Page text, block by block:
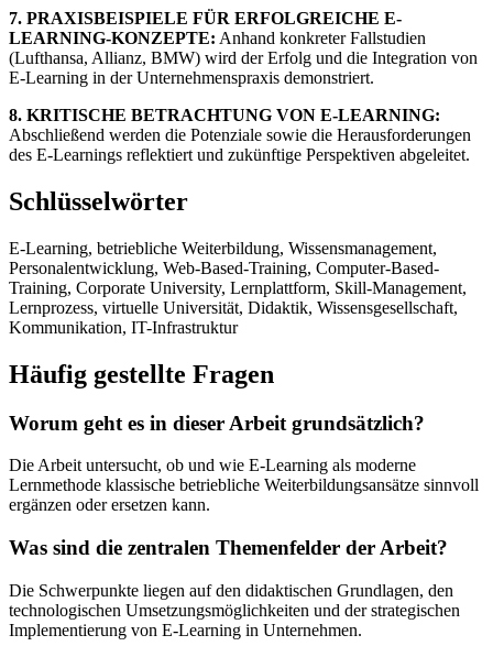
7. PRAXISBEISPIELE FÜR ERFOLGREICHE E-
LEARNING-KONZEPTE: Anhand konkreter Fallstudien
(Lufthansa, Allianz, BMW) wird der Erfolg und die Integration von
E-Learning in der Unternehmenspraxis demonstriert.
8. KRITISCHE BETRACHTUNG VON E-LEARNING:
Abschließend werden die Potenziale sowie die Herausforderungen
des E-Learnings reflektiert und zukünftige Perspektiven abgeleitet.
Schlüsselwörter
E-Learning, betriebliche Weiterbildung, Wissensmanagement,
Personalentwicklung, Web-Based-Training, Computer-Based-
Training, Corporate University, Lernplattform, Skill-Management,
Lernprozess, virtuelle Universität, Didaktik, Wissensgesellschaft,
Kommunikation, IT-Infrastruktur
Häufig gestellte Fragen
Worum geht es in dieser Arbeit grundsätzlich?
Die Arbeit untersucht, ob und wie E-Learning als moderne
Lernmethode klassische betriebliche Weiterbildungsansätze sinnvoll
ergänzen oder ersetzen kann.
Was sind die zentralen Themenfelder der Arbeit?
Die Schwerpunkte liegen auf den didaktischen Grundlagen, den
technologischen Umsetzungsmöglichkeiten und der strategischen
Implementierung von E-Learning in Unternehmen.